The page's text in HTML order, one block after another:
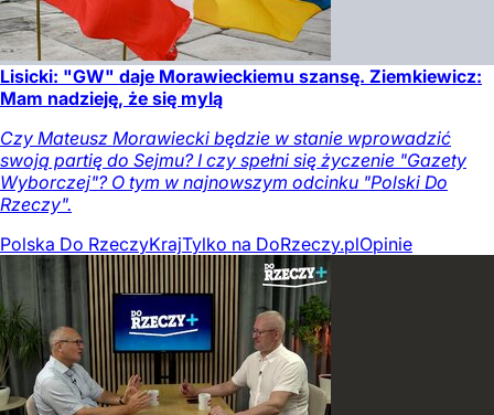
Lisicki: "GW" daje Morawieckiemu szansę. Ziemkiewicz:
Mam nadzieję, że się mylą
Czy Mateusz Morawiecki będzie w stanie wprowadzić
swoją partię do Sejmu? I czy spełni się życzenie "Gazety
Wyborczej"? O tym w najnowszym odcinku "Polski Do
Rzeczy".
Polska Do RzeczyKrajTylko na DoRzeczy.plOpinie